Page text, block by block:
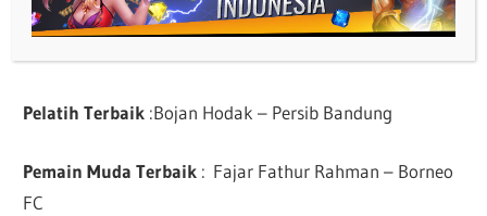
Pelatih Terbaik :Bojan Hodak – Persib Bandung
Pemain Muda Terbaik : Fajar Fathur Rahman – Borneo
FC